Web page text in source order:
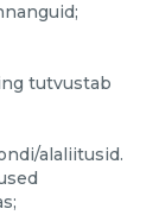
tutvustab
alaliitusid.